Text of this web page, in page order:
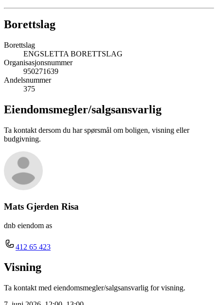
Borettslag
Borettslag
ENGSLETTA BORETTSLAG
Organisasjonsnummer
950271639
Andelsnummer
375
Eiendomsmegler/salgsansvarlig
Ta kontakt dersom du har spørsmål om boligen, visning eller
budgivning.
Mats Gjerden Risa
dnb eiendom as
412 65 423
Visning
Ta kontakt med eiendomsmegler/salgsansvarlig for visning.